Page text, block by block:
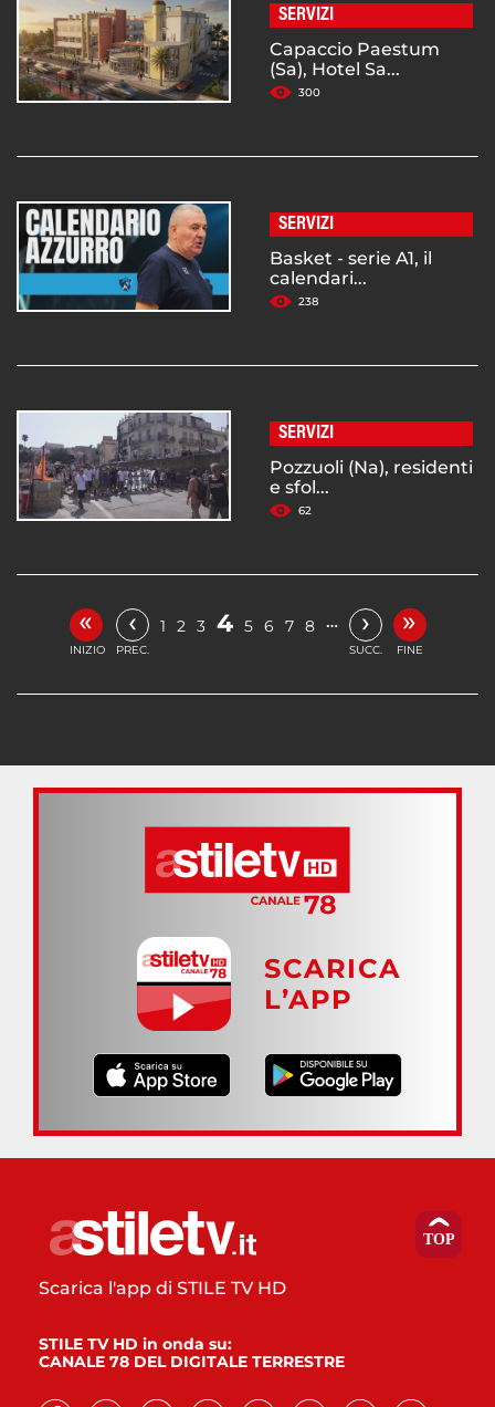
SERVIZI
Capaccio Paestum
(Sa), Hotel Sa...
300
SERVIZI
Basket - serie A1, il
calendari...
238
SERVIZI
Pozzuoli (Na), residenti
e sfol...
62
«
INIZIO
‹
PREC.
1 2 3 4 5 6 7 8 … ›
SUCC.
»
FINE
SCARICA
L’APP
Scarica l'app di STILE TV HD
STILE TV HD in onda su:
CANALE 78 DEL DIGITALE TERRESTRE